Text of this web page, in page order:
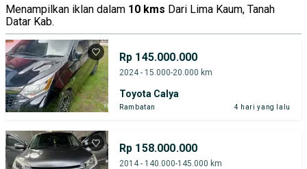
Menampilkan iklan dalam 10 kms Dari Lima Kaum, Tanah
Datar Kab.
Rp 145.000.000
2024 - 15.000-20.000 km
Toyota Calya
Rambatan 4 hari yang lalu
Rp 158.000.000
2014 - 140.000-145.000 km